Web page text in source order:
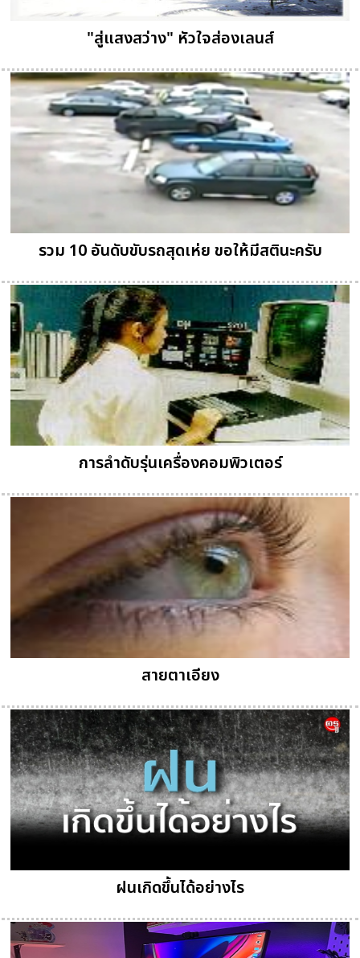
"สู่แสงสว่าง" หัวใจส่องเลนส์
รวม 10 อันดับขับรถสุดเห่ย ขอให้มีสตินะครับ
การลำดับรุ่นเครื่องคอมพิวเตอร์
สายตาเอียง
ฝนเกิดขึ้นได้อย่างไร